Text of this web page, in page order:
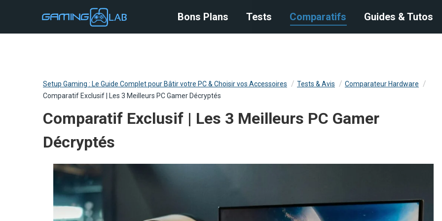
Bons Plans Tests Comparatifs Guides & Tutos
Setup Gaming : Le Guide Complet pour Bâtir votre PC & Choisir vos Accessoires Tests & Avis
Comparateur Hardware
Comparatif Exclusif | Les 3 Meilleurs PC Gamer Décryptés
Comparatif Exclusif | Les 3 Meilleurs PC Gamer
Décryptés
Bons Plans Tests Comparatifs Guides & Tutos